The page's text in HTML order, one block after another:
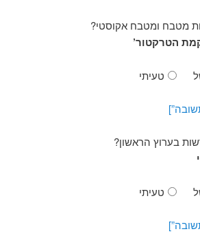
מטבח ומטבח אקוסטי?
הטרקטור’
טעיתי
בערוץ הראשון?
טעיתי